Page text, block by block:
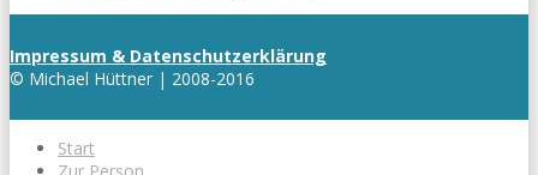
Impressum & Datenschutzerklärung
© Michael Hüttner | 2008-2016
Start